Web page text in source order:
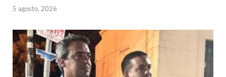
5 agosto, 2026